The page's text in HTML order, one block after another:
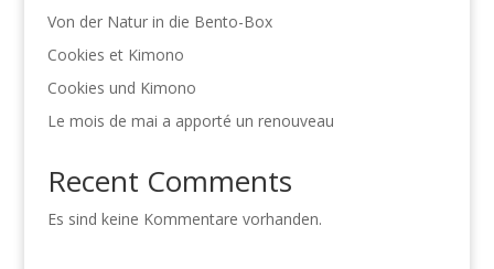
Von der Natur in die Bento-Box
Cookies et Kimono
Cookies und Kimono
Le mois de mai a apporté un renouveau
Recent Comments
Es sind keine Kommentare vorhanden.